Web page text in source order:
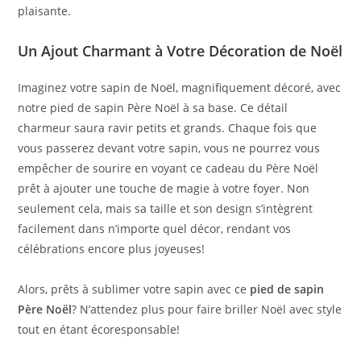
plaisante.
Un Ajout Charmant à Votre Décoration de Noël
Imaginez votre sapin de Noël, magnifiquement décoré, avec
notre pied de sapin Père Noël à sa base. Ce détail
charmeur saura ravir petits et grands. Chaque fois que
vous passerez devant votre sapin, vous ne pourrez vous
empêcher de sourire en voyant ce cadeau du Père Noël
prêt à ajouter une touche de magie à votre foyer. Non
seulement cela, mais sa taille et son design s’intègrent
facilement dans n’importe quel décor, rendant vos
célébrations encore plus joyeuses!
Alors, prêts à sublimer votre sapin avec ce pied de sapin
Père Noël? N’attendez plus pour faire briller Noël avec style
tout en étant écoresponsable!